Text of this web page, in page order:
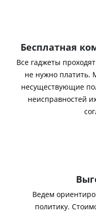
Бесплатная
Все гаджеты
не нужно платить.
несуществующие
неисправностей
Ведем
политику.